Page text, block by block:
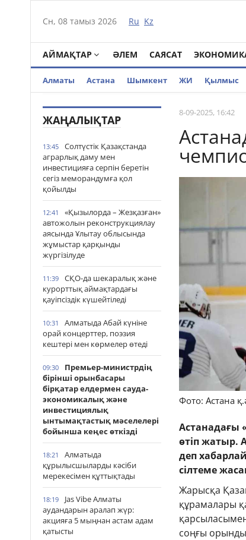
Сн, 08 тамыз 2026 Ru Kz
АЙМАҚТАР ӘЛЕМ САЯСАТ
Алматы Астана Шымкент ЖИ Қылмыс
ЖАҢАЛЫҚТАР
13:45
Солтүстік Қазақстанда
аграрлық даму мен
инвестицияға серпін беретін
сегіз меморандумға қол
қойылды
12:41
«Қызылорда – Жезқазған»
автожолын реконструкциялау
аясында Ұлытау облысында
жұмыстар қарқынды
жүргізілуде
11:39
СҚО-да шекаралық және
курорттық аймақтардағы
қауіпсіздік күшейтіледі
10:31
Алматыда Абай күніне
орай концерттер, поэзия
кештері мен көрмелер өтеді
09:30
Премьер-министрдің
бірінші орынбасары
бірқатар елдермен сауда-
экономикалық және
инвестициялық
ынтымақтастық мәселелері
бойынша кеңес өткізді
18:21
Алматыда
құрылысшыларды кәсіби
мерекесімен құттықтады
18:19
Jas Vibe Алматы
аудандарын аралап жүр:
акцияға 5 мыңнан астам адам
қатысты
8-09-2025, 16:42
Фото: Астана
Астанадағы
өтіп жатыр.
деп
сілтеме
Жарысқа
құрамалары
соңғы орынды